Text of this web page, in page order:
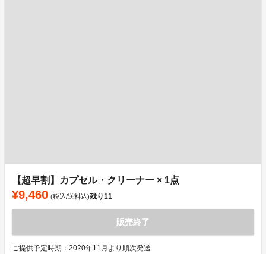
【超早割】カプセル・クリーナー × 1点
¥9,460 (税込/送料込)残り11
販売終了
ご提供予定時期：2020年11月より順次発送